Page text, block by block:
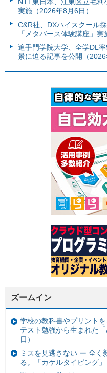
実施（2026年8月6日）
C&R社、DXハイスクール
「メタバース体験講座」実
追手門学院大学、全学DL
景に迫る記事を公開（2026
ズームイン
学校の教科書やプリント
テスト勉強から生まれた
日）
ミスを見逃さない ー 全く
る。「カケルタイピング」